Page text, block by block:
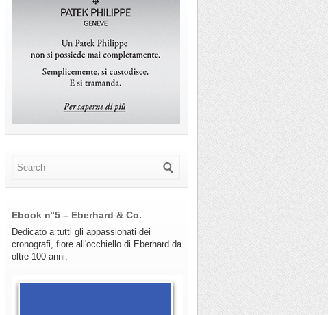
Ebook n°5 – Eberhard & Co.
Dedicato a tutti gli appassionati dei
cronografi, fiore all'occhiello di Eberhard da
oltre 100 anni.